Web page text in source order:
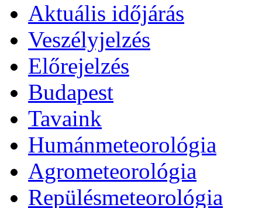
Aktuális időjárás
Veszélyjelzés
Előrejelzés
Budapest
Tavaink
Humánmeteorológia
Agrometeorológia
Repülésmeteorológia